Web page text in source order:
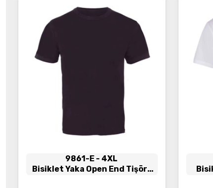
9861-E - 4XL
Bisiklet Yaka Open End Tişört